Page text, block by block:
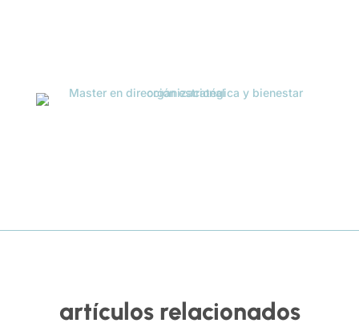
artículos relacionados